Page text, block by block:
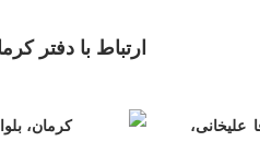
علیخانی،
ارتباط با دفتر
کرمان، بلوار جهاد،